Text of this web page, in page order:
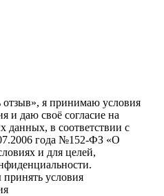
я принимаю условия
и даю своё согласие на
данных, в соответствии с
года №152-ФЗ «О
и для целей,
условия